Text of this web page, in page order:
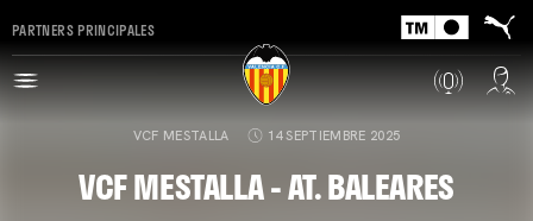
PARTNERS PRINCIPALES
VCF MESTALLA 14 SEPTIEMBRE 2025
VCF MESTALLA - AT. BALEARES